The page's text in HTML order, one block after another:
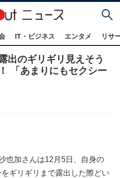
IT・ビジネス エンタメ リサ
出のギリギリ見えそう
「あまりにもセクシー
也加さんは12月5日、自身の
ギリギリまで露出した際どい